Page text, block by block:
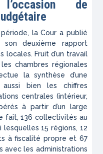
de
la Cour a publié
deuxième rapport
locales. Fruit d’un travail
chambres régionales
la synthèse d’une
bien les chiffres
centrales (intérieur,
à partir d’un large
fait, 136 collectivités au
15 régions, 12
à fiscalité propre et 67
avec les administrations